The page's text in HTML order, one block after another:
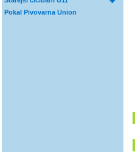
Pokal Pivovarna Union